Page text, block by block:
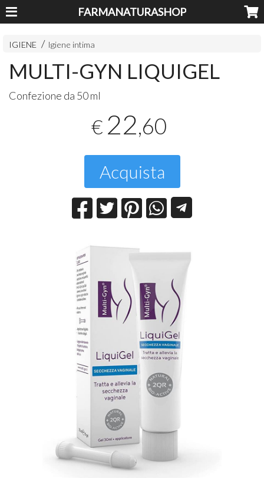
FARMANATURASHOP
IGIENE Igiene intima
MULTI-GYN LIQUIGEL
Confezione da 50 ml
€ 22,60
Acquista